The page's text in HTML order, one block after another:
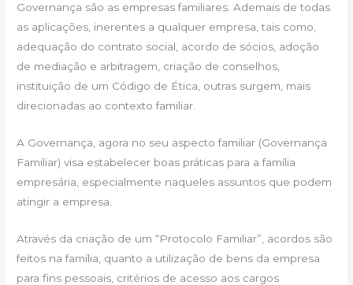
Governança são as empresas familiares. Ademais de todas
as aplicações, inerentes a qualquer empresa, tais como,
adequação do contrato social, acordo de sócios, adoção
de mediação e arbitragem, criação de conselhos,
instituição de um Código de Ética, outras surgem, mais
direcionadas ao contexto familiar.
A Governança, agora no seu aspecto familiar (Governança
Familiar) visa estabelecer boas práticas para a família
empresária, especialmente naqueles assuntos que podem
atingir a empresa.
Através da criação de um “Protocolo Familiar”, acordos são
feitos na família, quanto a utilização de bens da empresa
para fins pessoais, critérios de acesso aos cargos